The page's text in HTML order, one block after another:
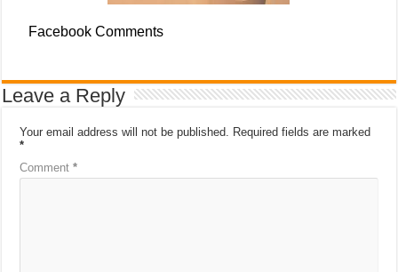
Facebook Comments
Leave a Reply
Your email address will not be published.
Required fields are marked
*
Comment*